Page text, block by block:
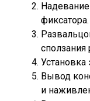
фиксатора.
сползания
Установка
Вывод
и